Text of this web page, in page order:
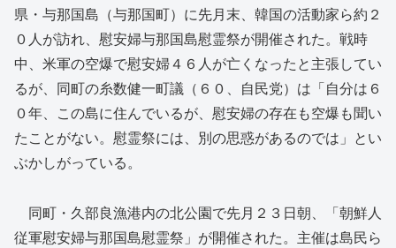
県・与那国島（与那国町）に先月末、韓国の活動家ら約２
０人が訪れ、慰安婦与那国島慰霊祭が開催された。戦時
中、米軍の空爆で慰安婦４６人が亡くなったと主張してい
るが、同町の糸数健一町議（６０、自民党）は「自分は６
０年、この島に住んでいるが、慰安婦の存在も空爆も聞い
たことがない。慰霊祭には、別の思惑があるのでは」とい
ぶかしがっている。
同町・久部良漁港内の北公園で先月２３日朝、「朝鮮人
従軍慰安婦与那国島慰霊祭」が開催された。主催は島民ら